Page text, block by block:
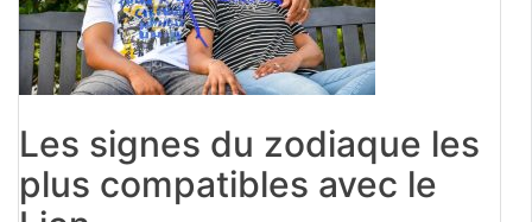
Les signes du zodiaque les
plus compatibles avec le